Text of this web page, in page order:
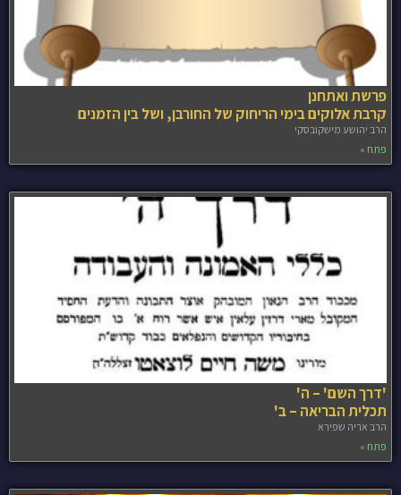
פרשת ואתחנן
קרבת אלוקים בימי הריחוק של החורבן, ושל בין הזמנים
הרב יהושע מישקובסקי
פתח »
'דרך השם' – ה'
תכלית הבריאה – ב'
הרב אריה שפירא
פתח »